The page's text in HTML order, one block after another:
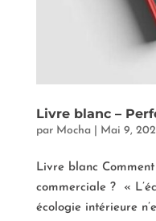
Livre blanc –
par Mocha| Mai 9,
Livre blanc
commerciale ? «
écologie intérieure